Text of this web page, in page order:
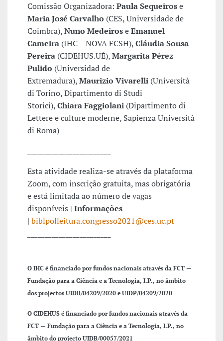
Comissão Organizadora: Paula Sequeirose
Maria José Carvalho (CES, Universidade de
Coimbra),Nuno MedeiroseEmanuel
Cameira (IHC – NOVA FCSH),Cláudia Sousa
Pereira (CIDEHUS.UÉ),Margarita Pérez
Pulido (Universidad de
Extremadura),Maurizio Vivarelli (Università
di Torino, Dipartimento di Studi
Storici),Chiara Faggiolani (Dipartimento di
Lettere e culture moderne, Sapienza Università
di Roma)
Esta atividade realiza-se através da plataforma
Zoom, com inscrição gratuita, mas obrigatória
e está limitada ao número de vagas
disponíveis | Informações
| biblpolleitura.congresso2021@ces.uc.pt
O IHC é financiado por fundos nacionais através da FCT —
Fundação para a Ciência e a Tecnologia, I.P., no âmbito
dos projectos UIDB/04209/2020 e UIDP/04209/2020
O CIDEHUS é financiado por fundos nacionais através da
FCT — Fundação para a Ciência e a Tecnologia, I.P., no
âmbito do projecto UIDB/00057/2021